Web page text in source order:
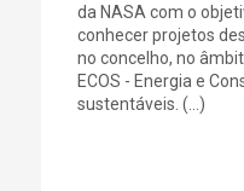
da NASA com o
conhecer projetos
no concelho, no
ECOS - Energia e
sustentáveis. (...)